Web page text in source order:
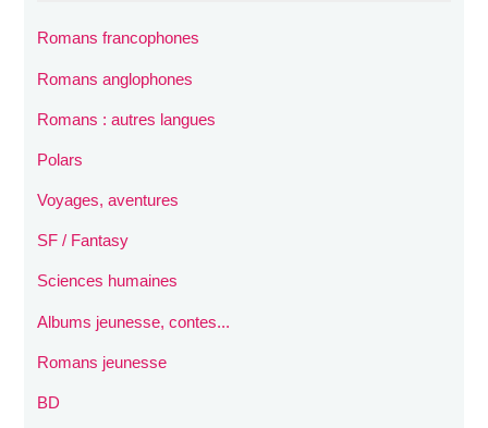
Romans francophones
Romans anglophones
Romans : autres langues
Polars
Voyages, aventures
SF / Fantasy
Sciences humaines
Albums jeunesse, contes...
Romans jeunesse
BD